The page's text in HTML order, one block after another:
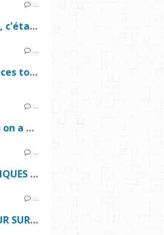
ACCUEIL DE LOISIRS: mercredi, c'était pâques avec ls résidents de l'EHPAD de Fismes. Bel échange, avec en prime une conteuse pour le plaisir des petits et des grands.
ACCUEIL DE LOISIRS: les vacances touchent à leur fin ...
accueil de loisirs: Il a plu mais on a passé une super semaine😉
CHASSE AUX TRESORS NUMERIQUES - SAMEDI 17 MAI 2025
VIE DE L'ASSOCIATION : RETOUR SUR L'ASSEMBLEE GENERALE 2025